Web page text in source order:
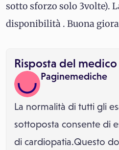
sotto sforzo solo 3volte).
disponibilità . Buona
Risposta del medico
Paginemediche
La normalità di tutti gli
sottoposta consente di
di cardiopatia.Questo